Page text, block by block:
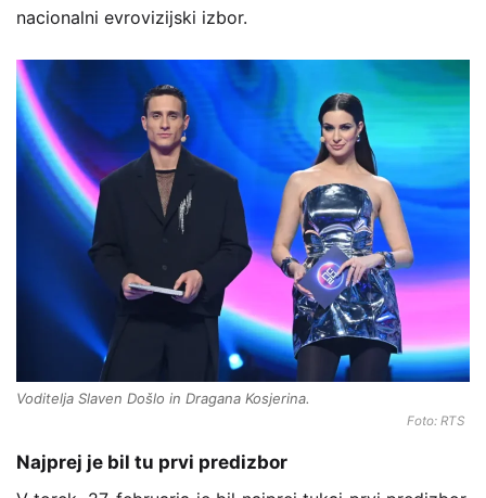
nacionalni evrovizijski izbor.
Voditelja Slaven Došlo in Dragana Kosjerina.
Foto: RTS
Najprej je bil tu prvi predizbor